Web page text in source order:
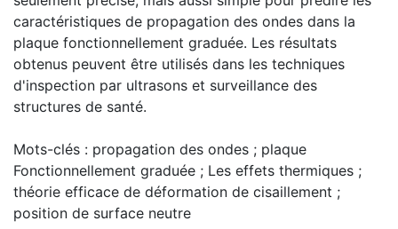
caractéristiques de propagation des ondes dans la
plaque fonctionnellement graduée. Les résultats
obtenus peuvent être utilisés dans les techniques
d'inspection par ultrasons et surveillance des
structures de santé.
Mots-clés : propagation des ondes ; plaque
Fonctionnellement graduée ; Les effets thermiques ;
théorie efficace de déformation de cisaillement ;
position de surface neutre